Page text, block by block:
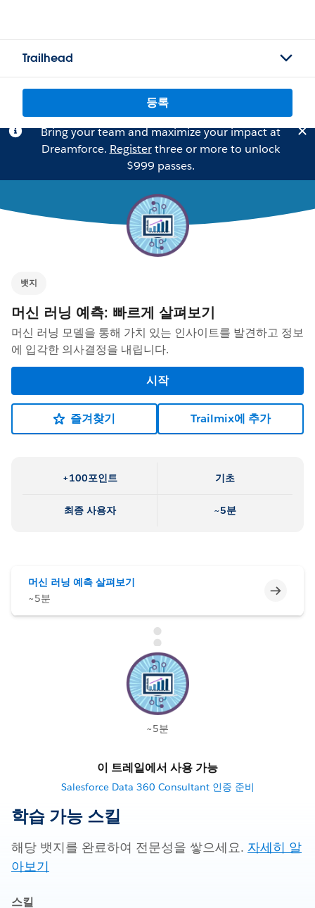
Trailhead
등록
Bring your team and maximize your impact at
Dreamforce. Registerthree or more to unlock
$999 passes.
뱃지
머신 러닝 예측: 빠르게 살펴보기
머신 러닝 모델을 통해 가치 있는 인사이트를 발견하고 정보
에 입각한 의사결정을 내립니다.
시작
즐겨찾기 Trailmix에 추가
+100포인트 기초
최종 사용자 ~5분
머신 러닝 예측 살펴보기
~5분
미완료
~5분
이 트레일에서 사용 가능
Salesforce Data 360 Consultant 인증 준비
학습 가능 스킬
해당 뱃지를 완료하여 전문성을 쌓으세요. 자세히 알
아보기
스킬